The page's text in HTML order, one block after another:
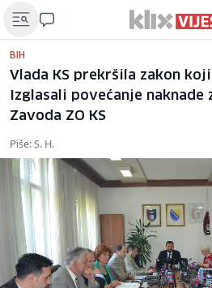
BIH
Vlada KS prekršila zakon
Izglasali povećanje naknade
Zavoda ZO KS
Piše: S. H.